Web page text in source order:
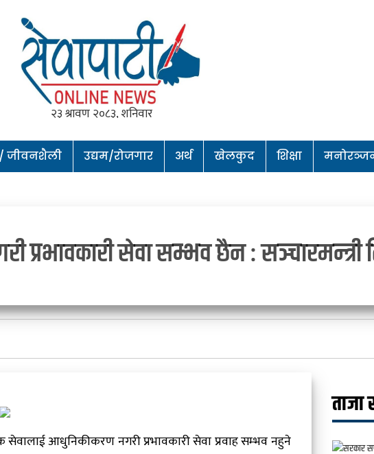
/ जीवनशैली उद्यम/रोजगार अर्थ खेलकुद शिक्षा
सेवा सम्भव छैन : सञ्चारमन्त्री
सेवालाई आधुनिकीकरण नगरी प्रभावकारी सेवा प्रवाह सम्भव नहुने
ताजा